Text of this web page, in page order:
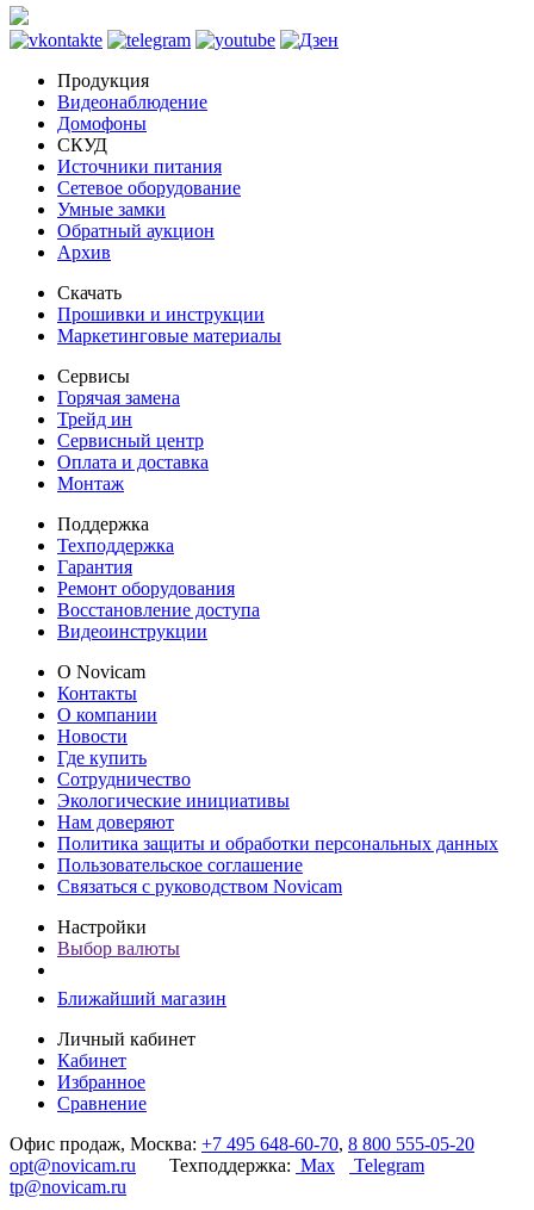
Продукция
Видеонаблюдение
Домофоны
СКУД
Источники питания
Сетевое оборудование
Умные замки
Обратный аукцион
Архив
Скачать
Прошивки и инструкции
Маркетинговые материалы
Сервисы
Горячая замена
Трейд ин
Сервисный центр
Оплата и доставка
Монтаж
Поддержка
Техподдержка
Гарантия
Ремонт оборудования
Восстановление доступа
Видеоинструкции
О Novicam
Контакты
О компании
Новости
Где купить
Сотрудничество
Экологические инициативы
Нам доверяют
Политика защиты и обработки персональных данных
Пользовательское соглашение
Связаться с руководством Novicam
Настройки
Выбор валюты
Ближайший магазин
Личный кабинет
Кабинет
Избранное
Сравнение
Офис продаж, Москва: +7 495 648-60-70, 8 800 555-05-20
opt@novicam.ru Техподдержка: Max
Telegram
tp@novicam.ru